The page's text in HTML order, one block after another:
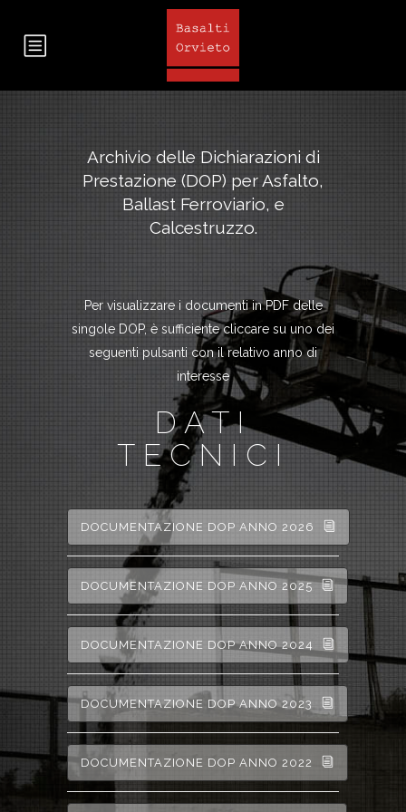
Archivio delle Dichiarazioni di
Prestazione (DOP) per Asfalto,
Ballast Ferroviario, e
Calcestruzzo.
Per visualizzare i documenti in PDF delle
singole DOP, è sufficiente cliccare su uno dei
seguenti pulsanti con il relativo anno di
interesse
DATI
TECNICI
DOCUMENTAZIONE DOP ANNO 2026
DOCUMENTAZIONE DOP ANNO 2025
DOCUMENTAZIONE DOP ANNO 2024
DOCUMENTAZIONE DOP ANNO 2023
DOCUMENTAZIONE DOP ANNO 2022